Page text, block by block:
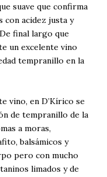
suave que confirma
con acidez justa y
final largo que
un excelente vino
tempranillo en la
vino, en D’Kírico se
de tempranillo de la
a moras,
balsámicos y
pero con mucho
limados y de